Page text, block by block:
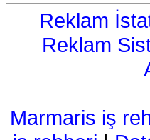
Reklam
Reklam
Marmaris iş